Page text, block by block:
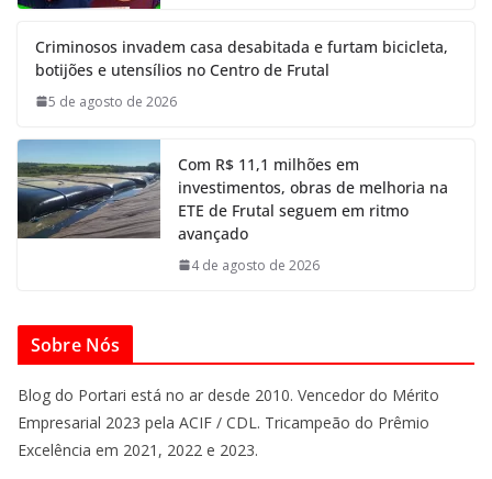
Criminosos invadem casa desabitada e furtam bicicleta,
botijões e utensílios no Centro de Frutal
5 de agosto de 2026
Com R$ 11,1 milhões em
investimentos, obras de melhoria na
ETE de Frutal seguem em ritmo
avançado
4 de agosto de 2026
Sobre Nós
Blog do Portari está no ar desde 2010. Vencedor do Mérito
Empresarial 2023 pela ACIF / CDL. Tricampeão do Prêmio
Excelência em 2021, 2022 e 2023.